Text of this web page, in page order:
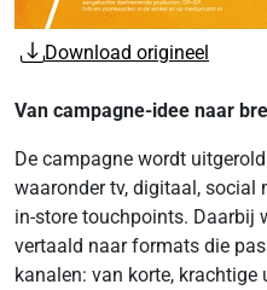
Download origineel
Van campagne-idee naar
De campagne wordt
waaronder tv, digitaal, social
in-store touchpoints. Daarbij
vertaald naar formats die
kanalen: van korte,